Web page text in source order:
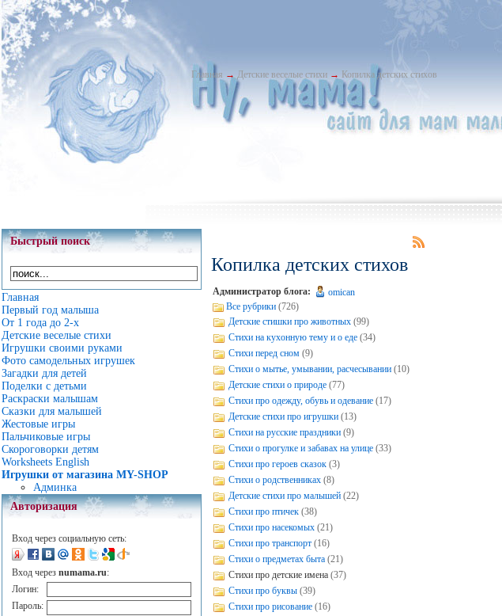
Главная → Детские веселые стихи → Копилка детских стихов
Быстрый поиск
Главная
Первый год малыша
От 1 года до 2-х
Детские веселые стихи
Игрушки своими руками
Фото самодельных игрушек
Загадки для детей
Поделки с детьми
Раскраски малышам
Сказки для малышей
Жестовые игры
Пальчиковые игры
Скороговорки детям
Worksheets English
Игрушки от магазина MY-SHOP
Админка
Авторизация
Вход через социальную сеть:
Вход через numama.ru:
Логин:
Пароль:
Копилка детских стихов
Администратор блога:
omican
Все рубрики (726)
Детские стишки про животных (99)
Стихи на кухонную тему и о еде (34)
Стихи перед сном (9)
Стихи о мытье, умывании, расчесывании (10)
Детские стихи о природе (77)
Стихи про одежду, обувь и одевание (17)
Детские стихи про игрушки (13)
Стихи на русские праздники (9)
Стихи о прогулке и забавах на улице (33)
Стихи про героев сказок (3)
Стихи о родственниках (8)
Детские стихи про малышей (22)
Стихи про птичек (38)
Стихи про насекомых (21)
Стихи про транспорт (16)
Стихи о предметах быта (21)
Стихи про детские имена(37)
Стихи про буквы (39)
Стихи про рисование (16)